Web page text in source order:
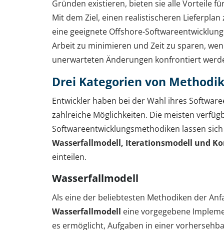
Gründen existieren, bieten sie alle Vorteile
Mit dem Ziel, einen realistischeren
eine geeignete Offshore-
Arbeit zu minimieren und Zeit zu sparen,
unerwarteten Änderungen konfrontiert
Drei Kategorien von
Entwickler haben bei der Wahl ihres
zahlreiche Möglichkeiten. Die meisten
Softwareentwicklungsmethodiken lassen
Wasserfallmodell, Iterationsmodell und
einteilen.
Wasserfallmodell
Als eine der beliebtesten Methodiken der
Wasserfallmodell eine vorgegebene
es ermöglicht, Aufgaben in einer